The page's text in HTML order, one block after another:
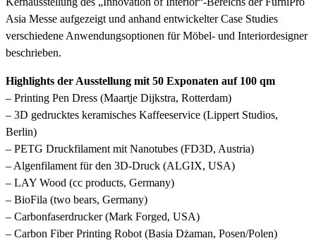
Asia Messe aufgezeigt und anhand entwickelter Case Studies
verschiedene Anwendungsoptionen für Möbel- und Interiordesigner
beschrieben.
Highlights der Ausstellung mit 50 Exponaten auf 100 qm
– Printing Pen Dress (Maartje Dijkstra, Rotterdam)
– 3D gedrucktes keramisches Kaffeeservice (Lippert Studios,
Berlin)
– PETG Druckfilament mit Nanotubes (FD3D, Austria)
– Algenfilament für den 3D-Druck (ALGIX, USA)
– LAY Wood (cc products, Germany)
– BioFila (two bears, Germany)
– Carbonfaserdrucker (Mark Forged, USA)
– Carbon Fiber Printing Robot (Basia Dżaman, Posen/Polen)